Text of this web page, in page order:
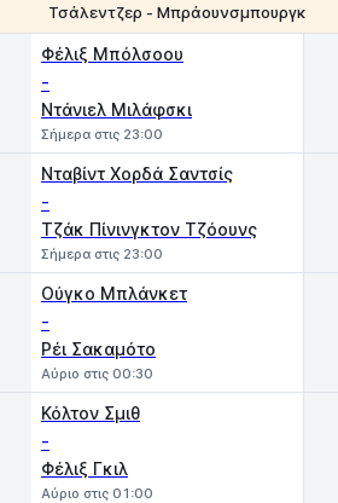
Τσάλεντζερ - Μπράουνσμπουργκ
Φέλιξ Μπόλσοου
-
Ντάνιελ Μιλάφσκι
Σήμερα στις 23:00
Νταβίντ Χορδά Σαντσίς
-
Τζάκ Πίνινγκτον Τζόουνς
Σήμερα στις 23:00
Oύγκο Μπλάνκετ
-
Ρέι Σακαμότο
Αύριο στις 00:30
Κόλτον Σμιθ
-
Φέλιξ Γκιλ
Αύριο στις 01:00